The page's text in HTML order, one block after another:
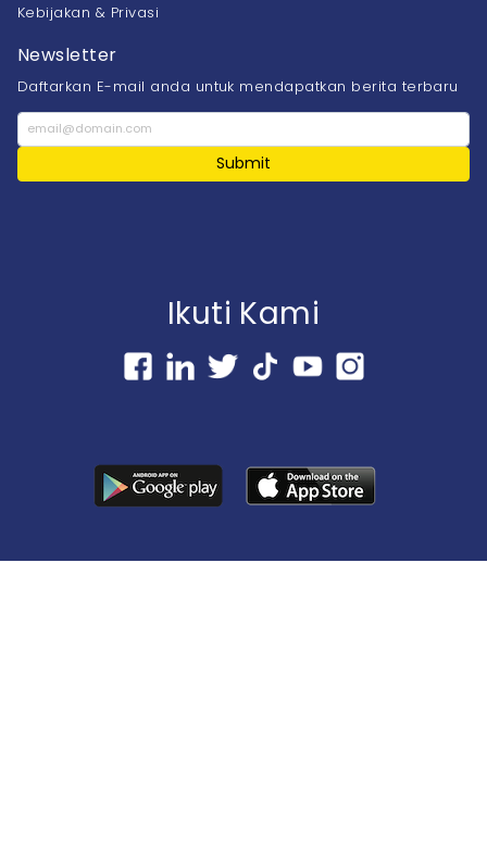
Kebijakan & Privasi
Newsletter
Daftarkan E-mail anda untuk mendapatkan berita terbaru
Submit
Ikuti Kami